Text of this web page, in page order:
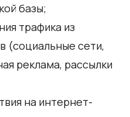
базы;
трафика из
(социальные сети,
реклама, рассылки
на интернет-